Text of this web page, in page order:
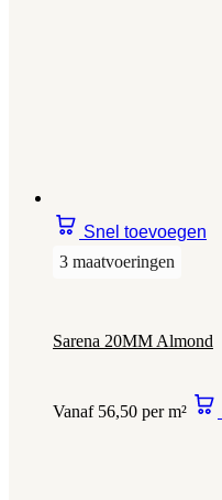
Snel toevoegen
3 maatvoeringen
Sarena 20MM Almond
Vanaf 56,50 per m²